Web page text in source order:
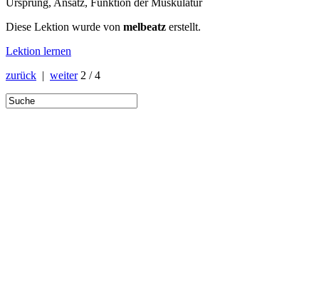
Diese Lektion wurde von melbeatz erstellt.
Lektion lernen
zurück | weiter 2 / 4